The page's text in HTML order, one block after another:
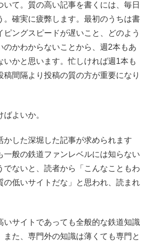
いて。質の高い記事を書くには、毎日
。確実に疲弊します。最初のうちは書
ピングスピードが遅いこと、どのよう
のかわからないことから、週2本もあ
いかと思います。忙しければ週1本も
稿間隔より投稿の質の方が重要になり
よいか。
かした深堀した記事が求められます
一般の鉄道ファンレベルには知らない
でないと、読者から「こんなこともわ
の低いサイトだな」と思われ、読まれ
いサイトであっても全般的な鉄道知識
また、専門外の知識は薄くても専門と